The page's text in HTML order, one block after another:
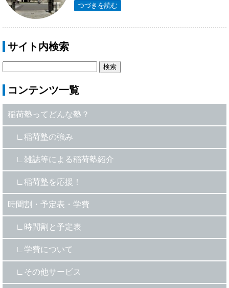
つづきを読む
サイト内検索
コンテンツ一覧
稲荷塾ってどんな塾？
稲荷塾の強み
雑誌等による稲荷塾紹介
稲荷塾を応援！
時間割・予定表・学費
時間割と予定表
学費について
その他サービス